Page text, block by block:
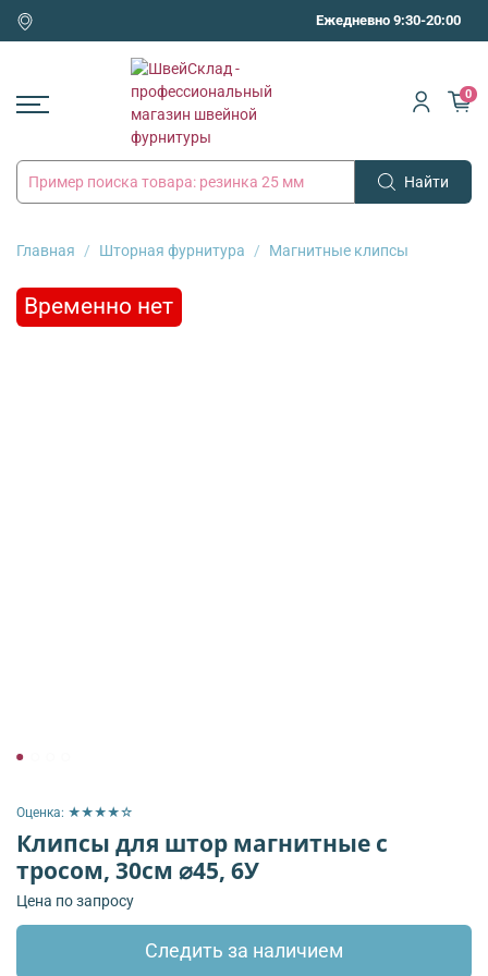
Ежедневно 9:30-20:00
Найти
0
Главная Шторная фурнитура Магнитные клипсы
Временно нет
Оценка: ★★★★☆
Клипсы для штор магнитные с
тросом, 30см ⌀45, 6У
Цена по запросу
Следить за наличием